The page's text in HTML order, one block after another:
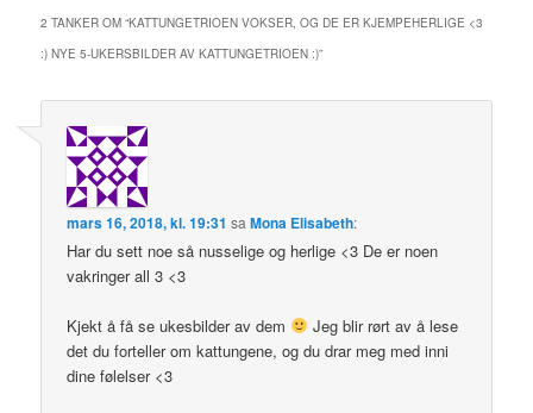
2 TANKER OM “KATTUNGETRIOEN VOKSER, OG DE ER KJEMPEHERLIGE <3
:) NYE 5-UKERSBILDER AV KATTUNGETRIOEN :)”
mars 16, 2018, kl. 19:31 sa Mona Elisabeth:
Har du sett noe så nusselige og herlige <3 De er noen
vakringer all 3 <3
Kjekt å få se ukesbilder av dem
Jeg blir rørt av å lese
det du forteller om kattungene, og du drar meg med inni
dine følelser <3